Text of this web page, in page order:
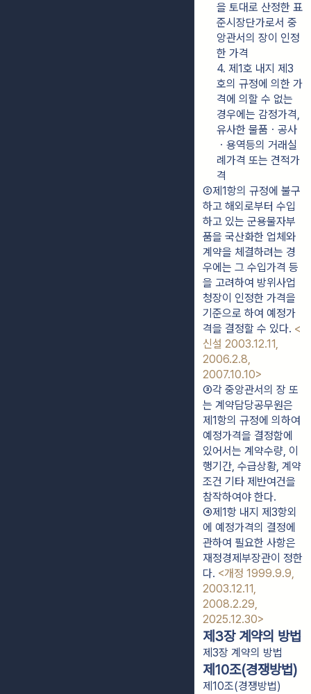
을 토대로 산정한 표
준시장단가로서 중
앙관서의 장이 인정
한 가격
4. 제1호 내지 제3
호의 규정에 의한 가
격에 의할 수 없는
경우에는 감정가격,
유사한 물품ㆍ공사
ㆍ용역등의 거래실
례가격 또는 견적가
격
②제1항의 규정에 불구
하고 해외로부터 수입
하고 있는 군용물자부
품을 국산화한 업체와
계약을 체결하려는 경
우에는 그 수입가격 등
을 고려하여 방위사업
청장이 인정한 가격을
기준으로 하여 예정가
격을 결정할 수 있다. <
신설 2003.12.11,
2006.2.8,
2007.10.10>
③각 중앙관서의 장 또
는 계약담당공무원은
제1항의 규정에 의하여
예정가격을 결정함에
있어서는 계약수량, 이
행기간, 수급상황, 계약
조건 기타 제반여건을
참작하여야 한다.
④제1항 내지 제3항외
에 예정가격의 결정에
관하여 필요한 사항은
재정경제부장관이 정한
다. <개정 1999.9.9,
2003.12.11,
2008.2.29,
2025.12.30>
제3장 계약의 방법
제3장 계약의 방법
제10조(경쟁방법)
제10조(경쟁방법)